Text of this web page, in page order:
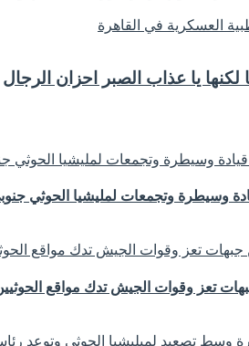
يا عذاب الصبر احزان الرجال
وسيطرة وتجمعات لمليشيا الحوثي
تعز وقوات الجيش تدك مواقع